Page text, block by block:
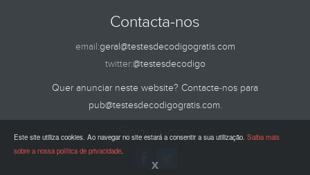
Contacta-nos
email:geral@testesdecodigogratis.com
twitter:@testesdecodigo
Quer anunciar neste website? Contacte-nos para
pub@testesdecodigogratis.com.
Segue-nos
Este site utiliza cookies. Ao navegar no site estará a consentir a sua utilização. Saiba mais
sobre a nossa política de privacidade.
x